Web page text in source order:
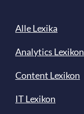
Alle Lexika
Analytics Lexikon
Content Lexikon
IT Lexikon